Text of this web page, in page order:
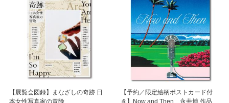
【展覧会図録】まなざしの奇跡 日
本女性写真家の冒険
【予約／限定絵柄ポストカード付
き】Now and Then 永井博 作品